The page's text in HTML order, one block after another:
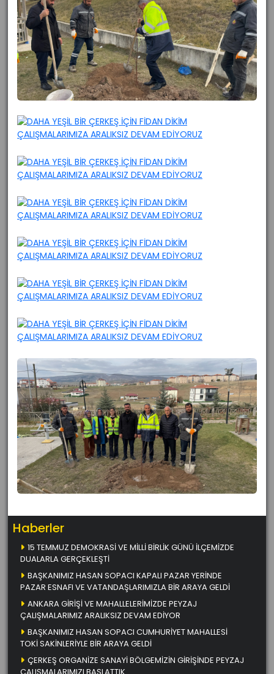
Haberler
15 TEMMUZ DEMOKRASİ VE MİLLİ BİRLİK GÜNÜ İLÇEMİZDE
DUALARLA GERÇEKLEŞTİ
BAŞKANIMIZ HASAN SOPACI KAPALI PAZAR YERİNDE
PAZAR ESNAFI VE VATANDAŞLARIMIZLA BİR ARAYA GELDİ
ANKARA GİRİŞİ VE MAHALLELERİMİZDE PEYZAJ
ÇALIŞMALARIMIZ ARALIKSIZ DEVAM EDİYOR
BAŞKANIMIZ HASAN SOPACI CUMHURİYET MAHALLESİ
TOKİ SAKİNLERİYLE BİR ARAYA GELDİ
ÇERKEŞ ORGANİZE SANAYİ BÖLGEMİZİN GİRİŞİNDE PEYZAJ